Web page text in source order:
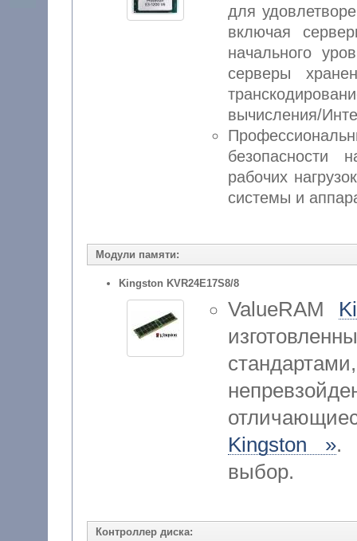
для
включая
начального
серверы
вычисления/
безопасности
рабочих
системы и
Модули памяти:
Kingston KVR24E17S8/8
ValueRAM
Kingston ».
выбор.
Контроллер диска: